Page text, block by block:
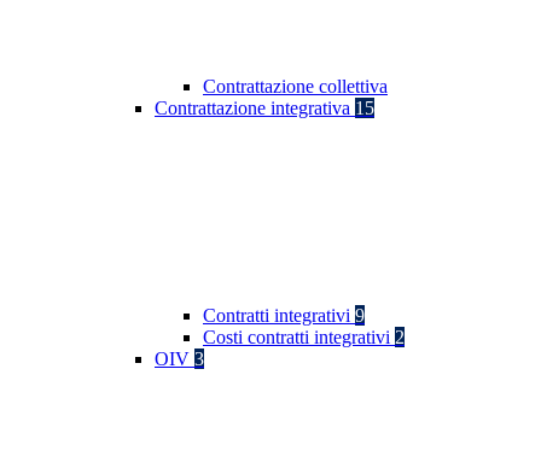
Contrattazione collettiva
Contrattazione integrativa 15
Contratti integrativi 9
Costi contratti integrativi 2
OIV 3